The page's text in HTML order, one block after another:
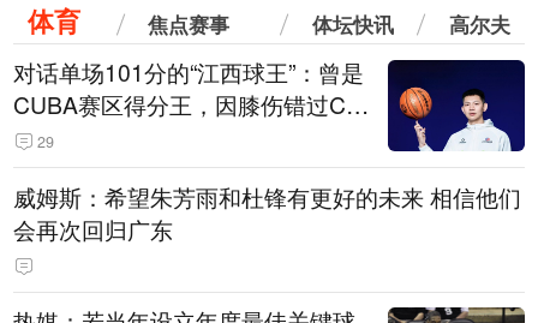
体育 焦点赛事 体坛快讯 高尔夫
对话单场101分的“江西球王”：曾是
CUBA赛区得分王，因膝伤错过CB
A选秀
29
威姆斯：希望朱芳雨和杜锋有更好的未来 相信他们
会再次回归广东